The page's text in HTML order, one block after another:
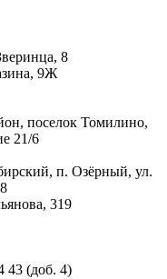
8
9Ж
поселок Томилино,
21/6
п. Озёрный, ул.
319
43 (доб. 4)